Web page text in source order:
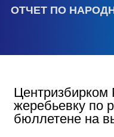
ОТЧЕТ ПО
Центризбирком
жеребьевку по
бюллетене на